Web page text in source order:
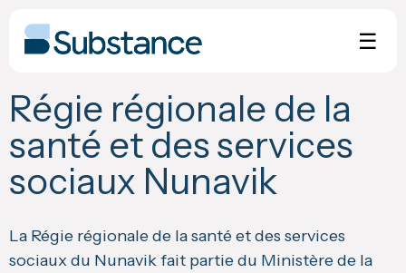
content
☰
Régie régionale de la
santé et des services
sociaux Nunavik
La Régie régionale de la santé et des services
sociaux du Nunavik fait partie du Ministère de la